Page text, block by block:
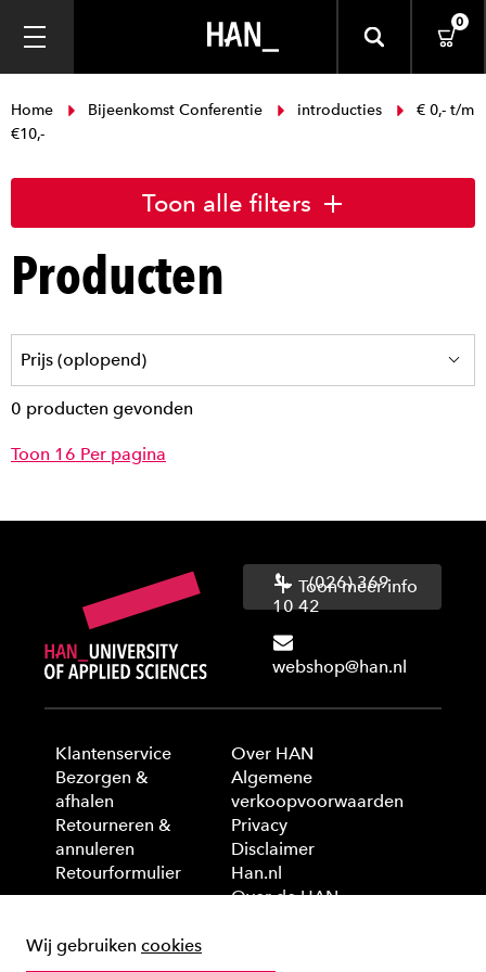
0
Home Bijeenkomst Conferentie introducties
€ 0,- t/m
€10,-
Toon alle filters
Producten
0 producten gevonden
Toon 16 Per pagina
(026) 369
10 42
webshop@han.nl
Toon meer info
Klantenservice
Bezorgen &
afhalen
Retourneren &
annuleren
Retourformulier
Over HAN
Algemene
verkoopvoorwaarden
Privacy
Disclaimer
Han.nl
Over de HAN
Wij gebruiken cookies